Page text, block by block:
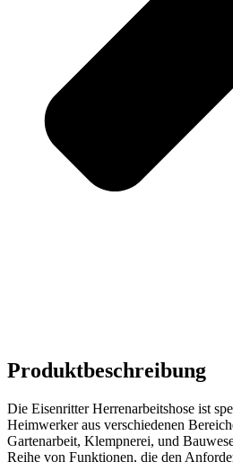
Produktbeschreibung
Die Eisenritter Herrenarbeitshose ist
Heimwerker aus verschiedenen
Gartenarbeit, Klempnerei, und
Reihe von Funktionen, die den